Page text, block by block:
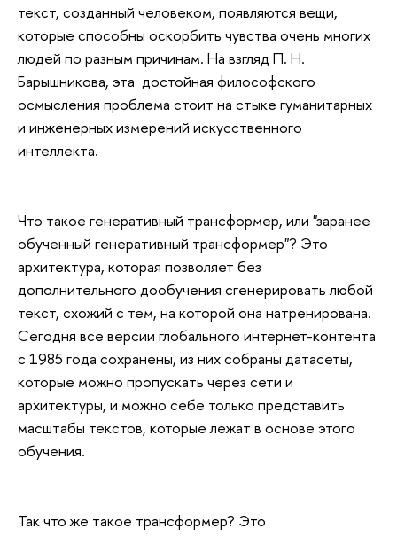
текст, созданный человеком, появляются вещи,
которые способны оскорбить чувства очень многих
людей по разным причинам. На взгляд П. Н.
Барышникова, эта достойная философского
осмысления проблема стоит на стыке гуманитарных
и инженерных измерений искусственного
интеллекта.
Что такое генеративный трансформер, или "заранее
обученный генеративный трансформер"? Это
архитектура, которая позволяет без
дополнительного дообучения сгенерировать любой
текст, схожий с тем, на которой она натренирована.
Сегодня все версии глобального интернет-контента
с 1985 года сохранены, из них собраны датасеты,
которые можно пропускать через сети и
архитектуры, и можно себе только представить
масштабы текстов, которые лежат в основе этого
обучения.
Так что же такое трансформер? Это